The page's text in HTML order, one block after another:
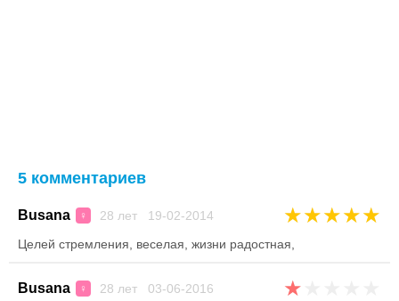
5 комментариев
Busana ♀ 28 лет 19-02-2014 ★★★★★
Целей стремления, веселая, жизни радостная,
Busana ♀ 28 лет 03-06-2016 ★